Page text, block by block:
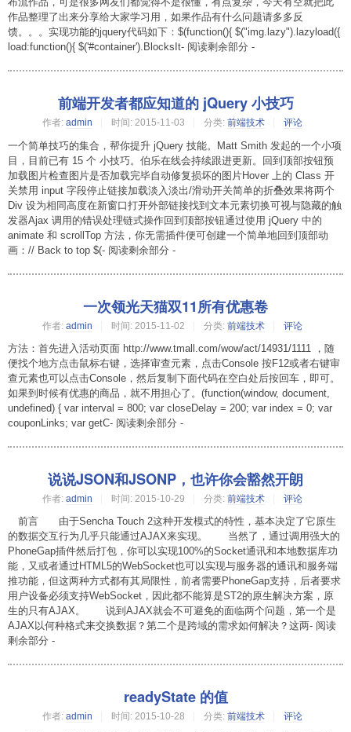
作品整理了出来分享给大家学习用，如果作品有什么问题请多多反
馈。。。实现功能的jquery代码如下：$(function(){ $("img.lazy").lazyload({
load:function(){ $('#container').BlocksIt- 阅读剩余部分 -
前端开发者都应知道的 jQuery 小技巧
作者: admin 时间: 2015-11-03 分类: 前端技术 评论
一个简单技巧的集合，帮你提升 jQuery 技能。Matt Smith 发起的一个小项
目，目前已有 15 个 小技巧。伯乐在线会持续跟进更新。回到顶部按钮预
加载图片检查图片是否加载完毕自动修复损坏的图片Hover 上的 Class 开
关禁用 input 字段停止链接加载淡入淡出/滑动开关简单的折叠效果将两个
Div 设为相同高度在新窗口打开外部链接找到文本元素切换可视与隐藏的触
发器Ajax 调用的错误处理链式操作回到顶部按钮通过使用 jQuery 中的
animate 和 scrollTop 方法，你无需插件便可创建一个简单地回到顶部动
画：// Back to top $(- 阅读剩余部分 -
一次领光天猫双11所有优惠卷
作者: admin 时间: 2015-11-02 分类: 前端技术 评论
方法：首先进入活动页面 http://www.tmall.com/wow/act/14931/1111 ，随
便找个地方点击鼠标右键，选择审查元素，点击Console 按F12或者右键审
查元素也可以点击Console，然后复制下面代码在空白处后按回车，即可。
如果到时候有优惠的商品，就不用担心了。(function(window, document,
undefined) { var interval = 800; var closeDelay = 200; var index = 0; var
couponLinks; var getC- 阅读剩余部分 -
说说JSON和JSONP，也许你会豁然开朗
作者: admin 时间: 2015-10-29 分类: 前端技术 评论
前言 由于Sencha Touch 2这种开发模式的特性，基本决定了它原生
的数据交互行为几乎只能通过AJAX来实现。 当然了，通过调用强大的
PhoneGap插件然后打包，你可以实现100%的Socket通讯和本地数据库功
能，又或者通过HTML5的WebSocket也可以实现与服务器的通讯和服务端
推功能，但这两种方式都有其局限性，前者需要PhoneGap支持，后者要求
用户设备必须支持WebSocket，因此都不能算是ST2的原生解决方案，原
生的只有AJAX。 说到AJAX就会不可避免的面临两个问题，第一个是
AJAX以何种格式来交换数据？第二个是跨域的需求如何解决？这两- 阅读
剩余部分 -
readyState 的值
作者: admin 时间: 2015-10-28 分类: 前端技术 评论